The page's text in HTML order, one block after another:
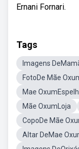
Ernani Fornari.
Tags
Imagens
FotoDe Mãe
Mae
Mãe OxumLoja
CopoDe Mãe
Altar DeMae